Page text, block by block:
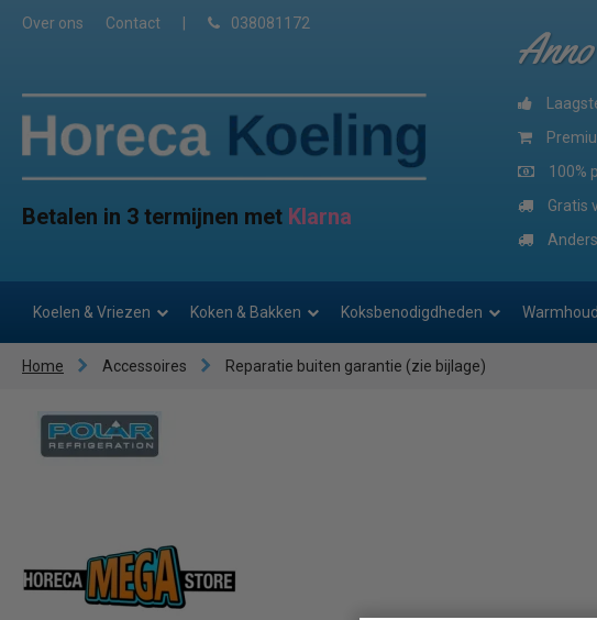
Over ons Contact 038081172
Betalen in 3 termijnen met Klarna
100%
Gratis
Koelen & Vriezen Koken & Bakken Koksbenodigdheden
Home Accessoires Reparatie buiten garantie (zie bijlage)